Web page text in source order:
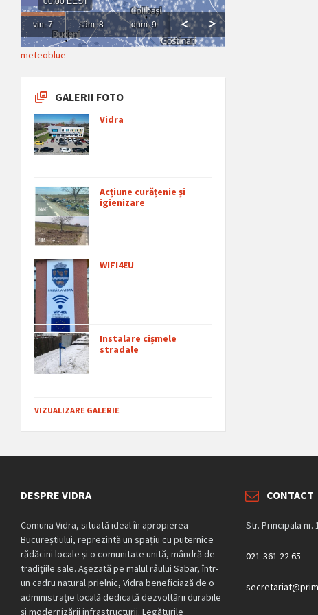
meteoblue
GALERII FOTO
Vidra
Acțiune curățenie și
igienizare
WIFI4EU
Instalare cișmele
stradale
VIZUALIZARE GALERIE
DESPRE VIDRA
Comuna Vidra, situată ideal în apropierea
Bucureștiului, reprezintă un spațiu cu puternice
rădăcini locale și o comunitate unită, mândră de
tradițiile sale. Așezată pe malul râului Sabar, într-
un cadru natural prielnic, Vidra beneficiază de o
administrație locală dedicată dezvoltării durabile
și modernizării infrastructurii. Legăturile
CONTACT
Str. Principala nr.
021-361 22 65